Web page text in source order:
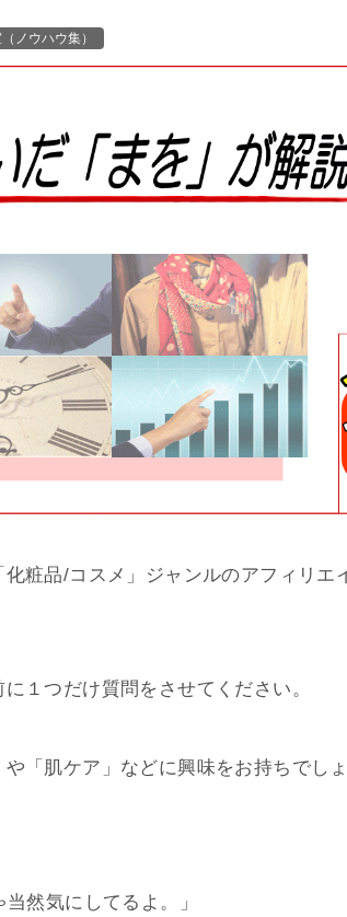
ノウハウ集）
粧品/コスメ」ジャンルのアフィリエ
に１つだけ質問をさせてください。
「肌ケア」などに興味をお持ちでし
然気にしてるよ。」